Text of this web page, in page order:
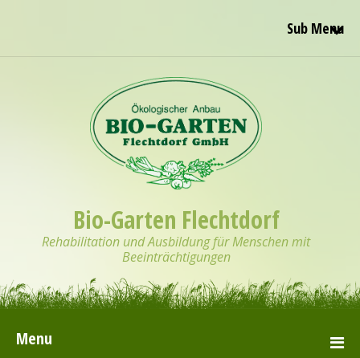
Sub Menu
Bio-Garten Flechtdorf
Rehabilitation und Ausbildung für Menschen mit
Beeinträchtigungen
Menu